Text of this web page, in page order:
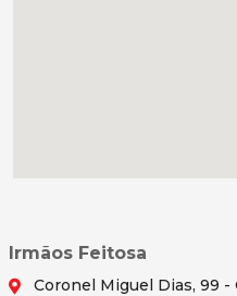
Irmãos Feitosa
Coronel Miguel Dias, 99 -